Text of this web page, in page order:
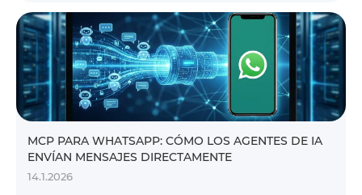
MCP PARA WHATSAPP: CÓMO LOS AGENTES DE IA
ENVÍAN MENSAJES DIRECTAMENTE
14.1.2026